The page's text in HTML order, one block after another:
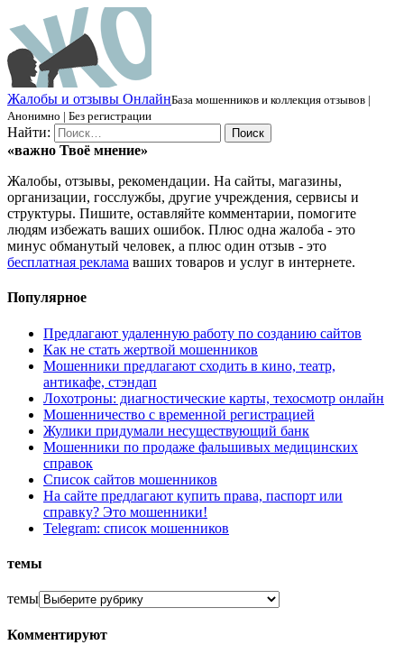
Жалобы и отзывы ОнлайнБаза мошенников и коллекция отзывов |
Анонимно | Без регистрации
Найти:
«важно Твоё мнение»
Жалобы, отзывы, рекомендации. На сайты, магазины,
организации, госслужбы, другие учреждения, сервисы и
структуры. Пишите, оставляйте комментарии, помогите
людям избежать ваших ошибок. Плюс одна жалоба - это
минус обманутый человек, а плюс один отзыв - это
бесплатная реклама ваших товаров и услуг в интернете.
Популярное
Предлагают удаленную работу по созданию сайтов
Как не стать жертвой мошенников
Мошенники предлагают сходить в кино, театр,
антикафе, стэндап
Лохотроны: диагностические карты, техосмотр онлайн
Мошенничество с временной регистрацией
Жулики придумали несуществующий банк
Мошенники по продаже фальшивых медицинских
справок
Список сайтов мошенников
На сайте предлагают купить права, паспорт или
справку? Это мошенники!
Telegram: список мошенников
темы
темы
Комментируют